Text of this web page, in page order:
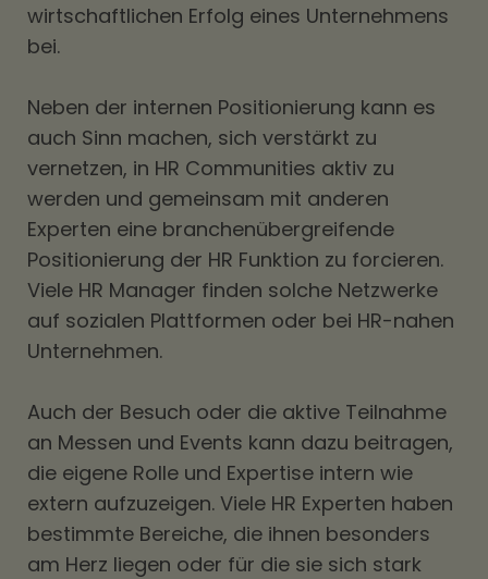
wirtschaftlichen Erfolg eines Unternehmens
bei.
Neben der internen Positionierung kann es
auch Sinn machen, sich verstärkt zu
vernetzen, in HR Communities aktiv zu
werden und gemeinsam mit anderen
Experten eine branchenübergreifende
Positionierung der HR Funktion zu forcieren.
Viele HR Manager finden solche Netzwerke
auf sozialen Plattformen oder bei HR-nahen
Unternehmen.
Auch der Besuch oder die aktive Teilnahme
an Messen und Events kann dazu beitragen,
die eigene Rolle und Expertise intern wie
extern aufzuzeigen. Viele HR Experten haben
bestimmte Bereiche, die ihnen besonders
am Herz liegen oder für die sie sich stark